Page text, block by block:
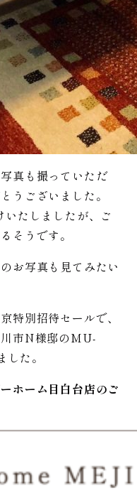
真も撮っていただ
うございました。
たしましたが、ご
そうです。
お写真も見てみたい
特別招待セールで、
市N様邸のMU-
た。
ホーム 目白台店のご